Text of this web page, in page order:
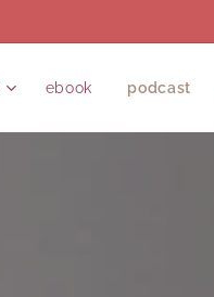
ebook podcast